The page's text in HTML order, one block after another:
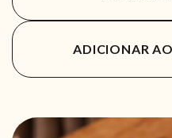
ADICIONAR